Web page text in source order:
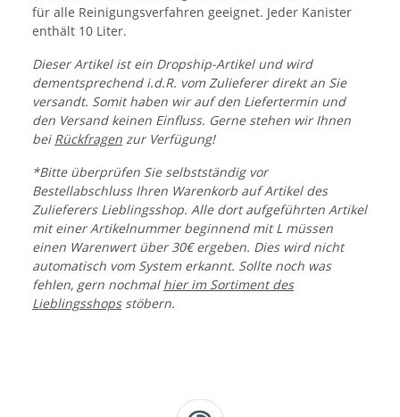
für alle Reinigungsverfahren geeignet. Jeder Kanister
enthält 10 Liter.
Dieser Artikel ist ein Dropship-Artikel und wird
dementsprechend i.d.R. vom Zulieferer direkt an Sie
versandt. Somit haben wir auf den Liefertermin und
den Versand keinen Einfluss. Gerne stehen wir Ihnen
bei Rückfragen zur Verfügung!
*Bitte überprüfen Sie selbstständig vor
Bestellabschluss Ihren Warenkorb auf Artikel des
Zulieferers Lieblingsshop. Alle dort aufgeführten Artikel
mit einer Artikelnummer beginnend mit L müssen
einen Warenwert über 30€ ergeben. Dies wird nicht
automatisch vom System erkannt. Sollte noch was
fehlen, gern nochmal hier im Sortiment des
Lieblingsshopsstöbern.